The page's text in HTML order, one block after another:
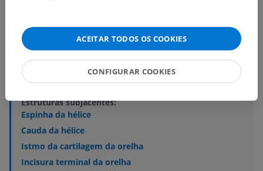
Anatomia humana 2
Corpo humano> Sistema músculoesquelético>
Sistema esquelético
Cartilagem da orelha
Estruturas subjacentes:
Espinha da hélice
Cauda da hélice
Istmo da cartilagem da orelha
Incisura terminal da orelha
ACEITAR TODOS OS COOKIES
CONFIGURAR COOKIES